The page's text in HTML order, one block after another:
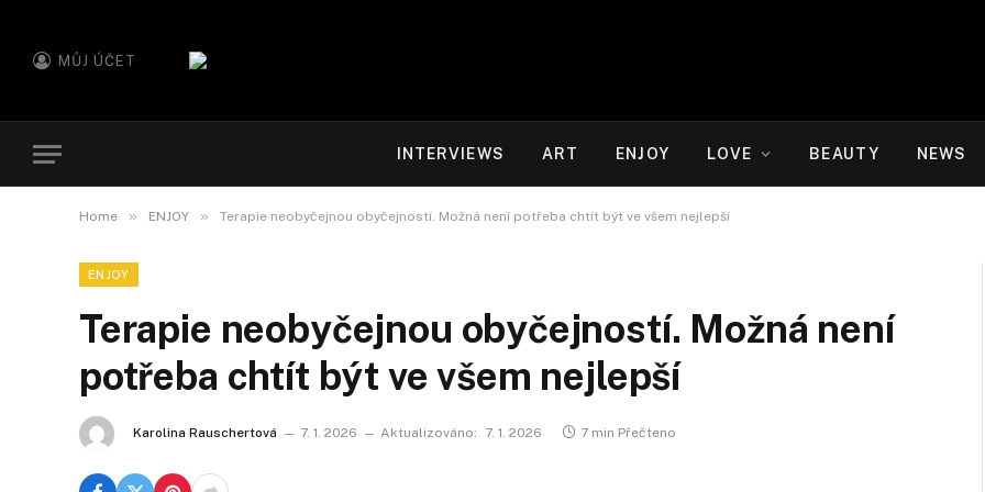
MŮJ ÚČET
INTERVIEWS ART ENJOY LOVE BEAUTY NEWS
Home » ENJOY » Terapie neobyčejnou obyčejností. Možná není potřeba chtít být ve všem nejlepší
ENJOY
Terapie neobyčejnou obyčejností. Možná není
potřeba chtít být ve všem nejlepší
Karolina Rauschertová 7. 1. 2026 Aktualizováno: 7. 1. 2026 7 min Přečteno